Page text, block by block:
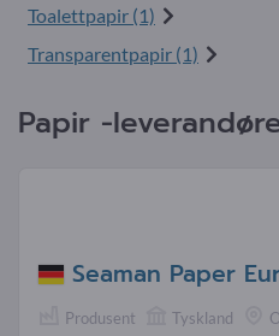
Toalettpapir (1)
Transparentpapir (1)
Papir -
Seaman Paper
Produsent Tyskland